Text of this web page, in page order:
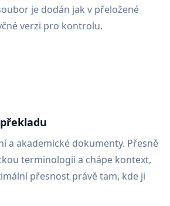
je dodán jak v přeložené
verzi pro kontrolu.
a akademické dokumenty. Přesně
terminologii a chápe kontext,
přesnost právě tam, kde ji